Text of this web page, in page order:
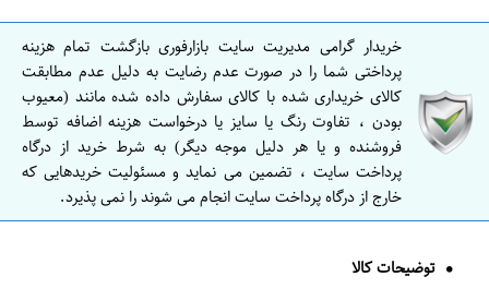
خریدار گرامی مدیریت سایت بازارفوری بازگشت تمام هزینه
پرداختی شما را در صورت عدم رضایت به دلیل عدم مطابقت
کالای خریداری شده با کالای سفارش داده شده مانند (معیوب
بودن ، تفاوت رنگ یا سایز یا درخواست هزینه اضافه توسط
فروشنده و یا هر دلیل موجه دیگر) به شرط خرید از درگاه
پرداخت سایت ، تضمین می نماید و مسئولیت خریدهایی که
خارج از درگاه پرداخت سایت انجام می شوند را نمی پذیرد.
توضیحات کالا